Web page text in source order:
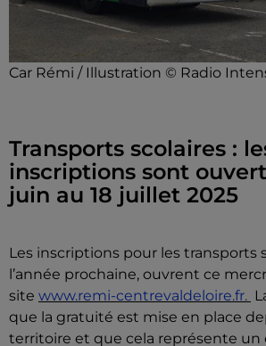
Car Rémi / Illustration © Radio
Transports scolaires :
inscriptions sont
juin au 18 juillet 2025
Les inscriptions pour les transports
l’année prochaine, ouvrent ce
site www.remi-centrevaldeloire.fr.
que la gratuité est mise en place
territoire et que cela représente un